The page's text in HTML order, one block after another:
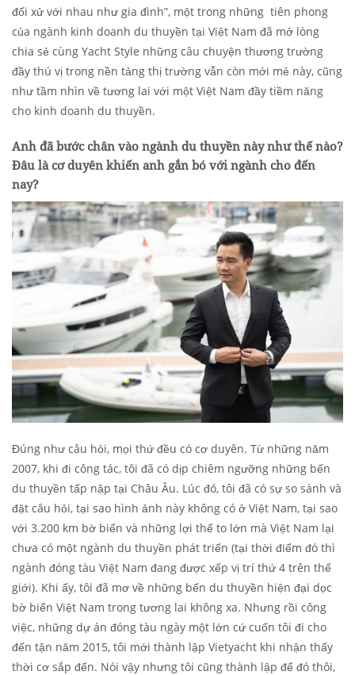
đối xử với nhau như gia đình”, một trong những tiên phong
của ngành kinh doanh du thuyền tại Việt Nam đã mở lòng
chia sẻ cùng Yacht Style những câu chuyện thương trường
đầy thú vị trong nền tảng thị trường vẫn còn mới mẻ này, cũng
như tầm nhìn về tương lai với một Việt Nam đầy tiềm năng
cho kinh doanh du thuyền.
Anh đã bước chân vào ngành du thuyền này như thế nào?
Đâu là cơ duyên khiến anh gắn bó với ngành cho đến
nay?
Đúng như câu hỏi, mọi thứ đều có cơ duyên. Từ những năm
2007, khi đi công tác, tôi đã có dịp chiêm ngưỡng những bến
du thuyền tấp nập tại Châu Âu. Lúc đó, tôi đã có sự so sánh và
đặt câu hỏi, tại sao hình ảnh này không có ở Việt Nam, tại sao
với 3.200 km bờ biển và những lợi thế to lớn mà Việt Nam lại
chưa có một ngành du thuyền phát triển (tại thời điểm đó thì
ngành đóng tàu Việt Nam đang được xếp vị trí thứ 4 trên thế
giới). Khi ấy, tôi đã mơ về những bến du thuyền hiện đại dọc
bờ biển Việt Nam trong tương lai không xa. Nhưng rồi công
việc, những dự án đóng tàu ngày một lớn cứ cuốn tôi đi cho
đến tận năm 2015, tôi mới thành lập Vietyacht khi nhận thấy
thời cơ sắp đến. Nói vậy nhưng tôi cũng thành lập để đó thôi,